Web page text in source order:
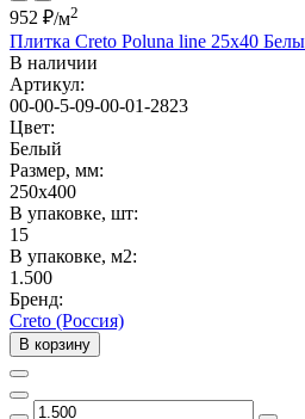
952 ₽/м2
Плитка Creto Poluna line 25x40
В наличии
Артикул:
00-00-5-09-00-01-2823
Цвет:
Белый
Размер, мм:
250x400
В упаковке, шт:
15
В упаковке, м2:
1.500
Бренд:
Creto (Россия)
В корзину